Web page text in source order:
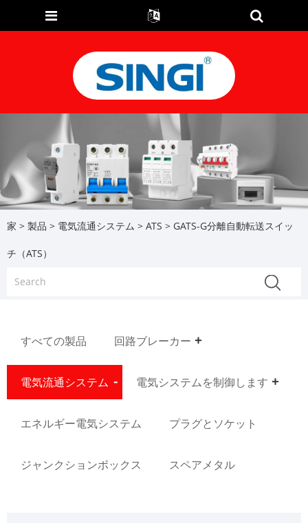
家 > 製品 > 電気流通システム > ATS > GATS-G分離自動転送スイッ
チ（ATS）
すべての製品 回路ブレーカー
電気流通システム 電気システムを制御します
エネルギー電気システム プラグとソケット
ジャンクションボックス スペアメタル